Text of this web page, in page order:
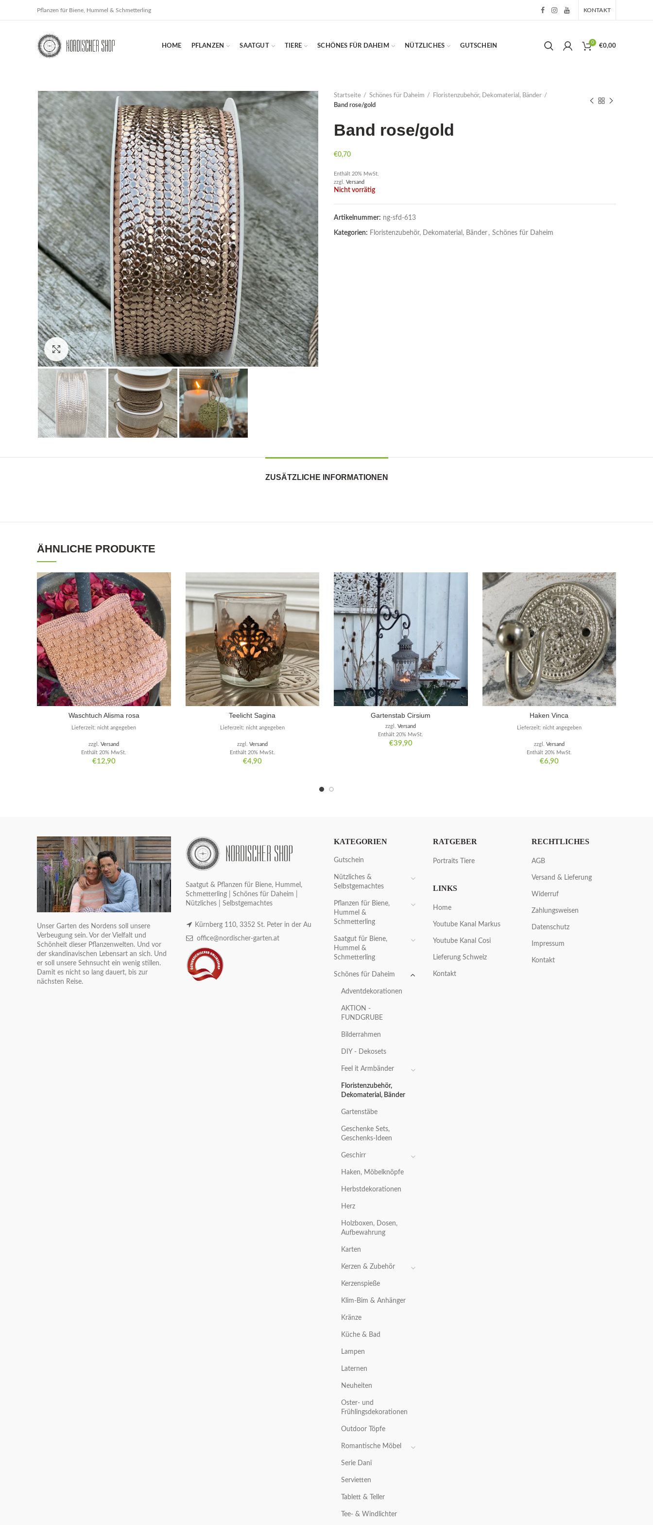
Pflanzen für Biene, Hummel & Schmetterling KONTAKT
HOME PFLANZEN SAATGUT TIERE SCHÖNES FÜR DAHEIM NÜTZLICHES GUTSCHEIN
0
€0,00
Click to enlarge
Startseite Schönes für Daheim
Floristenzubehör, Dekomaterial, Bänder
Band rose/gold
Band rose/gold
€0,70
Enthält 20% MwSt.
zzgl. Versand
Nicht vorrätig
Artikelnummer: ng-sfd-613
Kategorien: Floristenzubehör, Dekomaterial, Bänder , Schönes für Daheim
ZUSÄTZLICHE INFORMATIONEN
ÄHNLICHE PRODUKTE
Waschtuch Alisma rosa
€12,90
Enthält 20% MwSt.
zzgl.Versand
Lieferzeit: nicht angegeben
Teelicht Sagina
€4,90
Enthält 20% MwSt.
zzgl. Versand
Lieferzeit: nicht angegeben
Gartenstab Cirsium
€39,90
Enthält 20% MwSt.
zzgl.Versand
Haken Vinca
€6,90
Enthält 20% MwSt.
zzgl. Versand
Lieferzeit: nicht angegeben
Unser Garten des Nordens soll unsere
Verbeugung sein. Vor der Vielfalt und
Schönheit dieser Pflanzenwelten. Und vor
der skandinavischen Lebensart an sich. Und
er soll unsere Sehnsucht ein wenig stillen.
Damit es nicht so lang dauert, bis zur
nächsten Reise.
Saatgut & Pflanzen für Biene, Hummel,
Schmetterling | Schönes für Daheim |
Nützliches | Selbstgemachtes
Kürnberg 110, 3352 St. Peter in der Au
office@nordischer-garten.at
KATEGORIEN
Gutschein
Nützliches &
Selbstgemachtes
Pflanzen für Biene,
Hummel &
Schmetterling
Saatgut für Biene,
Hummel &
Schmetterling
Schönes für Daheim
Adventdekorationen
AKTION -
FUNDGRUBE
Bilderrahmen
DIY - Dekosets
Feel it Armbänder
Floristenzubehör,
Dekomaterial, Bänder
Gartenstäbe
Geschenke Sets,
Geschenks-Ideen
Geschirr
Haken, Möbelknöpfe
Herbstdekorationen
Herz
Holzboxen, Dosen,
Aufbewahrung
Karten
Kerzen & Zubehör
Kerzenspieße
Klim-Bim & Anhänger
Kränze
Küche & Bad
Lampen
Laternen
Neuheiten
Oster- und
Frühlingsdekorationen
Outdoor Töpfe
Romantische Möbel
Serie Dani
Servietten
Tablett & Teller
Tee- & Windlichter
RATGEBER
Portraits Tiere
LINKS
Home
Youtube Kanal Markus
Youtube Kanal Cosi
Lieferung Schweiz
Kontakt
RECHTLICHES
AGB
Versand & Lieferung
Widerruf
Zahlungsweisen
Datenschutz
Impressum
Kontakt